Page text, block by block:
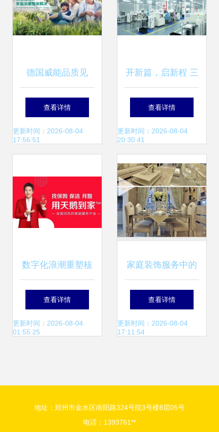
德国威能品质见
证，再获‘2022消费
者信赖十大家居品
查看详情
更新时间：2026-08-04
17:56:51
开新篇，启新程 三
月永康医疗携手家
政服务共赴医疗器
械展
查看详情
更新时间：2026-08-04
20:30:41
数字化浪潮重塑核
心 天鹅到家如何破
解家务服务“标准化
查看详情
更新时间：2026-08-04
01:55:25
家庭装饰服务中的
全面设计价值
查看详情
更新时间：2026-08-04
17:11:54
地址：郑州市金水区南阳路324号院3号楼8层05号
电话：1393761**